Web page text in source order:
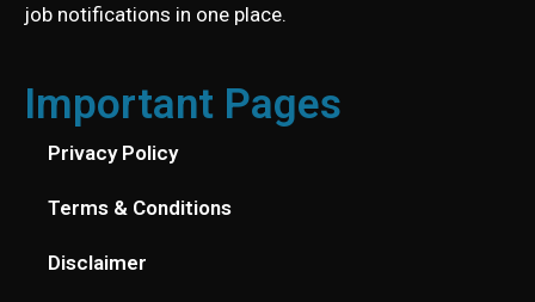
job notifications in one place.
Important Pages
Privacy Policy
Terms & Conditions
Disclaimer